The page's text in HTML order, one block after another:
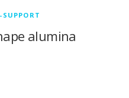
alumina